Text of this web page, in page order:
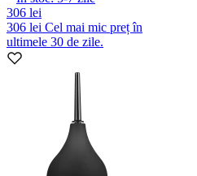
306 lei
306 lei Cel mai mic preț în
ultimele 30 de zile.